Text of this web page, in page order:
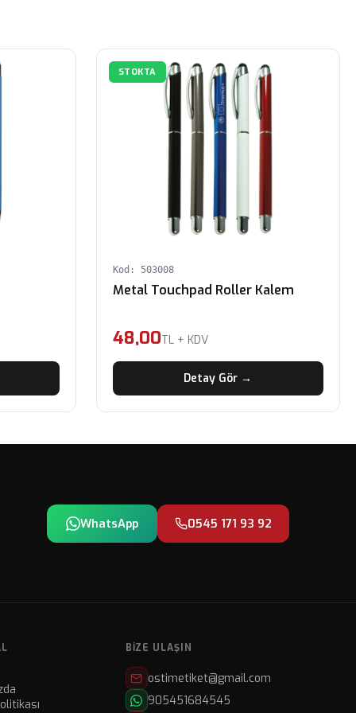
STOKTA
Kod: 503008
Metal Touchpad Roller Kalem
48,00TL + KDV
Detay Gör →
WhatsApp 0545 171 93 92
BIZE ULAŞIN
ostimetiket@gmail.com
905451684545